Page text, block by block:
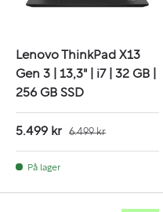
Lenovo ThinkPad X13
Gen 3 | 13,3" | i7 | 32 GB |
256 GB SSD
5.499 kr 6.499 kr
På lager